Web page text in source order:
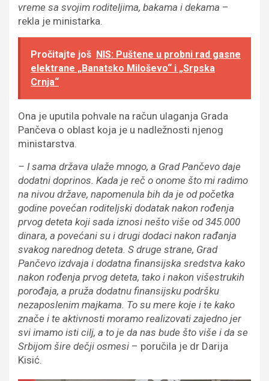
vreme sa svojim roditeljima, bakama i dekama –
rekla je ministarka.
Pročitajte još NIS: Puštene u probni rad gasne
elektrane „Banatsko Miloševo“ i „Srpska
Crnja“
Ona je uputila pohvale na račun ulaganja Grada
Pančeva o oblast koja je u nadležnosti njenog
ministarstva.
– I sama država ulaže mnogo, a Grad Pančevo daje
dodatni doprinos. Kada je reč o onome što mi radimo
na nivou države, napomenula bih da je od početka
godine povećan roditeljski dodatak nakon rođenja
prvog deteta koji sada iznosi nešto više od 345.000
dinara, a povećani su i drugi dodaci nakon rađanja
svakog narednog deteta. S druge strane, Grad
Pančevo izdvaja i dodatna finansijska sredstva kako
nakon rođenja prvog deteta, tako i nakon višestrukih
porođaja, a pruža dodatnu finansijsku podršku
nezaposlenim majkama. To su mere koje i te kako
znače i te aktivnosti moramo realizovati zajedno jer
svi imamo isti cilj, a to je da nas bude što više i da se
Srbijom šire dečji osmesi – poručila je dr Darija
Kisić.